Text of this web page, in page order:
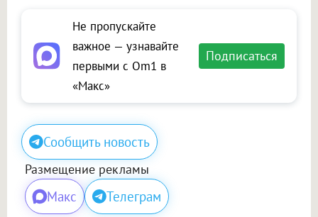
Не пропускайте
важное — узнавайте
первыми с Om1 в
«Макс»
Подписаться
Сообщить новость
Размещение рекламы
Макс Телеграм